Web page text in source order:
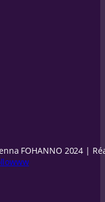
FOHANNO 2024 |